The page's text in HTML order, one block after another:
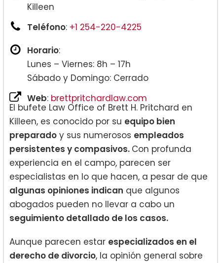
Killeen
Teléfono: +1 254-220-4225
Horario:
Lunes – Viernes: 8h – 17h
Sábado y Domingo: Cerrado
Web: brettpritchardlaw.com
El bufete Law Office of Brett H. Pritchard en
Killeen, es conocido por su equipo bien
preparado y sus numerosos empleados
persistentes y compasivos. Con profunda
experiencia en el campo, parecen ser
especialistas en lo que hacen, a pesar de que
algunas opiniones indican que algunos
abogados pueden no llevar a cabo un
seguimiento detallado de los casos.
Aunque parecen estar especializados en el
derecho de divorcio, la opinión general sobre